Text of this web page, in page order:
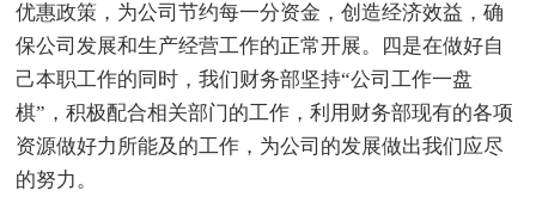
优惠政策，为公司节约每一分资金，创造经济效益，确
保公司发展和生产经营工作的正常开展。四是在做好自
己本职工作的同时，我们财务部坚持“公司工作一盘
棋”，积极配合相关部门的工作，利用财务部现有的各项
资源做好力所能及的工作，为公司的发展做出我们应尽
的努力。